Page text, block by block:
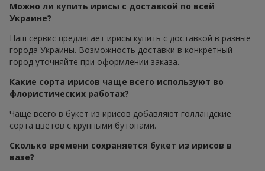
Можно ли купить ирисы с доставкой по всей
Украине?
Наш сервис предлагает ирисы купить с доставкой в разные
города Украины. Возможность доставки в конкретный
город уточняйте при оформлении заказа.
Какие сорта ирисов чаще всего используют во
флористических работах?
Чаще всего в букет из ирисов добавляют голландские
сорта цветов с крупными бутонами.
Сколько времени сохраняется букет из ирисов в
вазе?